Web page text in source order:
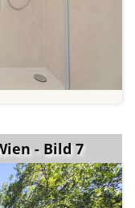
- Bild 7